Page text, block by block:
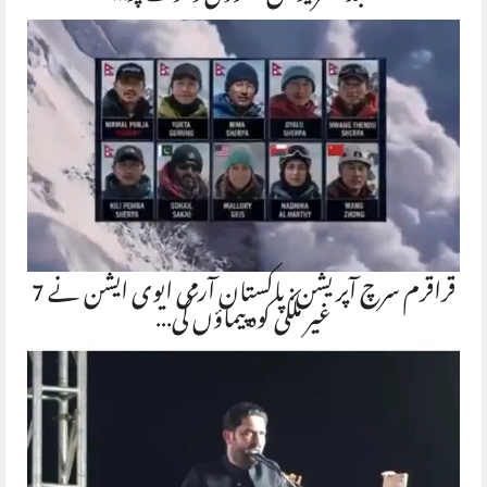
قراقرم سرچ آپریشن: پاکستان آرمی ایوی ایشن نے 7 غیر ملکی کوہ پیماؤں کی…